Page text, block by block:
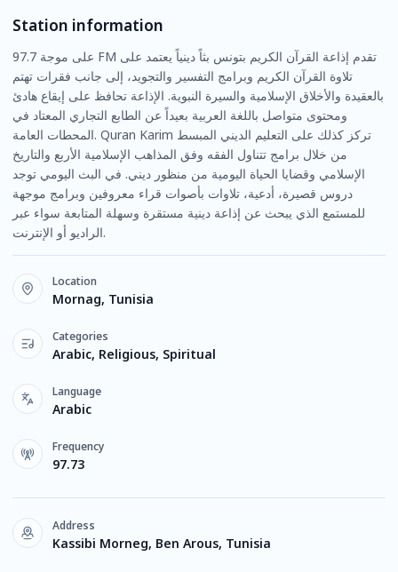
Station information
على موجة 97.7 FM تقدم إذاعة القرآن الكريم بتونس بثاً دينياً يعتمد على
تلاوة القرآن الكريم وبرامج التفسير والتجويد، إلى جانب فقرات تهتم
بالعقيدة والأخلاق الإسلامية والسيرة النبوية. الإذاعة تحافظ على إيقاع هادئ
ومحتوى متواصل باللغة العربية بعيداً عن الطابع التجاري المعتاد في
المحطات العامة. Quran Karim تركز كذلك على التعليم الديني المبسط
من خلال برامج تتناول الفقه وفق المذاهب الإسلامية الأربع والتاريخ
الإسلامي وقضايا الحياة اليومية من منظور ديني. في البث اليومي توجد
دروس قصيرة، أدعية، تلاوات بأصوات قراء معروفين وبرامج موجهة
للمستمع الذي يبحث عن إذاعة دينية مستقرة وسهلة المتابعة سواء عبر
الراديو أو الإنترنت.
Location
Mornag, Tunisia
Categories
Arabic, Religious, Spiritual
Language
Arabic
Frequency
97.73
Address
Kassibi Morneg, Ben Arous, Tunisia